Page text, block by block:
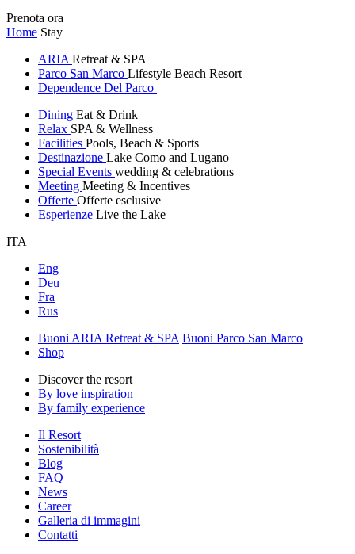
Prenota ora
Home Stay
ARIA Retreat & SPA
Parco San Marco Lifestyle Beach Resort
Dependence Del Parco
Dining Eat & Drink
Relax SPA & Wellness
Facilities Pools, Beach & Sports
Destinazione Lake Como and Lugano
Special Events wedding & celebrations
Meeting Meeting & Incentives
Offerte Offerte esclusive
Esperienze Live the Lake
ITA
Eng
Deu
Fra
Rus
Buoni ARIA Retreat & SPA Buoni Parco San Marco
Shop
Discover the resort
By love inspiration
By family experience
Il Resort
Sostenibilità
Blog
FAQ
News
Career
Galleria di immagini
Contatti